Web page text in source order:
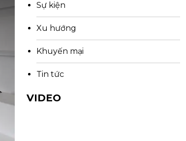
Sự kiện
Xu hướng
Khuyến mại
Tin tức
VIDEO